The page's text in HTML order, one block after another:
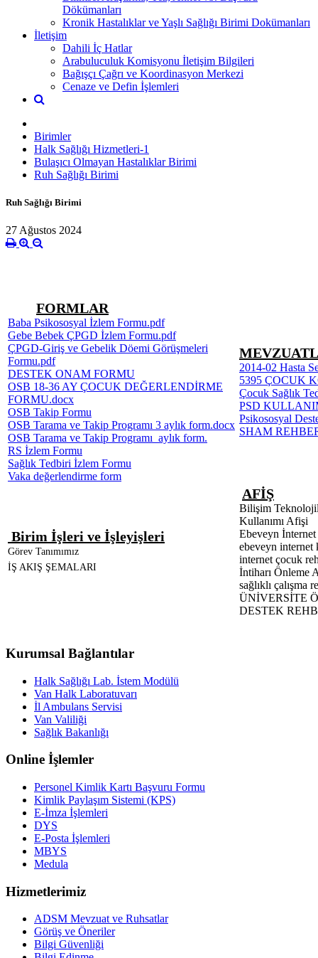
Dökümanları
Kronik Hastalıklar ve Yaşlı Sağlığı Birimi Dokümanları
İletişim
Dahili İç Hatlar
Arabuluculuk Komisyonu İletişim Bilgileri
Bağışçı Çağrı ve Koordinasyon Merkezi
Cenaze ve Defin İşlemleri
Birimler
Halk Sağlığı Hizmetleri-1
Bulaşıcı Olmayan Hastalıklar Birimi
Ruh Sağlığı Birimi
Ruh Sağlığı Birimi
27 Ağustos 2024
FORMLAR
Baba Psikososyal İzlem Formu.pdf
Gebe Bebek ÇPGD İzlem Formu.pdf
ÇPGD-Giriş ve Gebelik Döemi Görüşmeleri
Formu.pdf
DESTEK ONAM FORMU
OSB 18-36 AY ÇOCUK DEĞERLENDİRME
FORMU.docx
OSB Takip Formu
OSB Tarama ve Takip Programı 3 aylık form.docx
OSB Tarama ve Takip Programı_aylık form.
RS İzlem Formu
Sağlık Tedbiri İzlem Formu
Vaka değerlendirme form
2014-02 Hasta
5395 ÇOCUK
Çocuk Sağlık
PSD
Psikososyal
SHAM
Birim İşleri ve İşleyişleri
Görev Tanımımız
İŞ AKIŞ ŞEMALARI
AFİŞ
Bilişim
Kullanımı Afişi
Ebeveyn İnternet
ebeveyn internet
internet çocuk
İntiharı Önleme
sağlıklı çalışma
ÜNİVERSİTE
DESTEK
Kurumsal Bağlantılar
Halk Sağlığı Lab. İstem Modülü
Van Halk Laboratuvarı
İl Ambulans Servisi
Van Valiliği
Sağlık Bakanlığı
Online İşlemler
Personel Kimlik Kartı Başvuru Formu
Kimlik Paylaşım Sistemi (KPS)
E-İmza İşlemleri
DYS
E-Posta İşlemleri
MBYS
Medula
Hizmetlerimiz
ADSM Mevzuat ve Ruhsatlar
Görüş ve Öneriler
Bilgi Güvenliği